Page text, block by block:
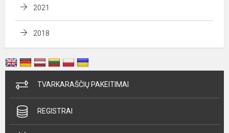
2021
2018
TVARKARAŠČIŲ PAKEITIMAI
REGISTRAI